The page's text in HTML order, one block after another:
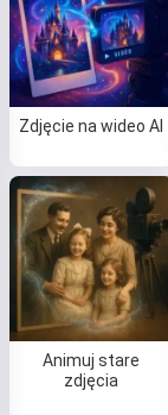
Zdjęcie na wideo AI
Animuj stare
zdjęcia